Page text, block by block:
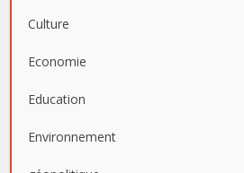
Culture
Economie
Education
Environnement